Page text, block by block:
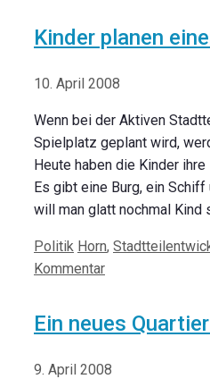
Kinder planen
10. April 2008
Wenn bei der Aktiven
Spielplatz geplant wird,
Heute haben die Kinder
Es gibt eine Burg, ein
will man glatt nochmal Kind
Kategorien
Politik Schlagwörter
Horn,
Kommentar
Ein neues
9. April 2008